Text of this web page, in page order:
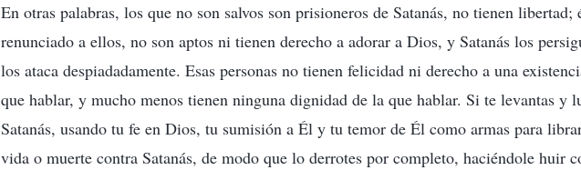
En otras palabras, los que no son salvos son prisioneros de Satanás, no tienen libertad;
renunciado a ellos, no son aptos ni tienen derecho a adorar a Dios, y Satanás los
los ataca despiadadamente. Esas personas no tienen felicidad ni derecho a una
que hablar, y mucho menos tienen ninguna dignidad de la que hablar. Si te levantas y
Satanás, usando tu fe en Dios, tu sumisión a Él y tu temor de Él como armas para
vida o muerte contra Satanás, de modo que lo derrotes por completo, haciéndole huir